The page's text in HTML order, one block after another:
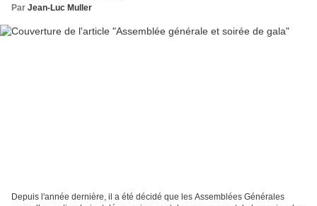
Par Jean-Luc Muller
Depuis l'année dernière, il a été décidé que les Assemblées Générales